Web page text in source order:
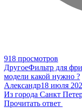
918 просмотров
ДругоеФильтр для
модели какой нужно ?
Александр18 июля
Из города Санкт
Прочитать ответ